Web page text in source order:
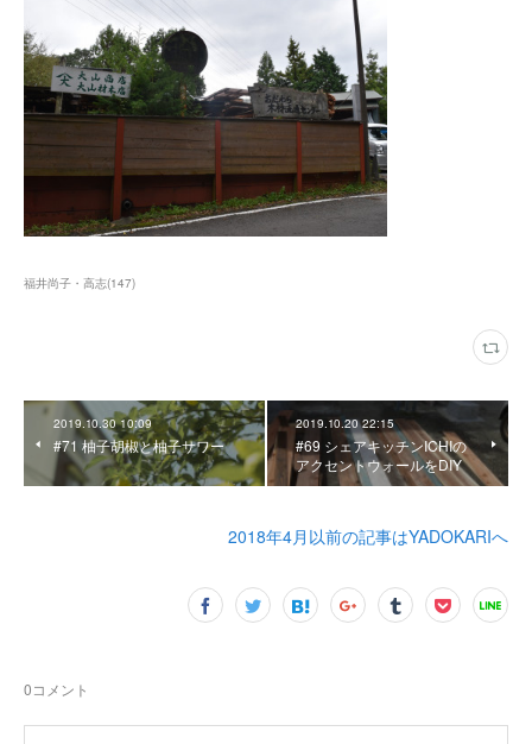
福井尚子・高志(147)
2019.10.30 10:09
#71 柚子胡椒と柚子サワー
2019.10.20 22:15
#69 シェアキッチンICHIの
アクセントウォールをDIY
2018年4月以前の記事はYADOKARIへ
0コメント